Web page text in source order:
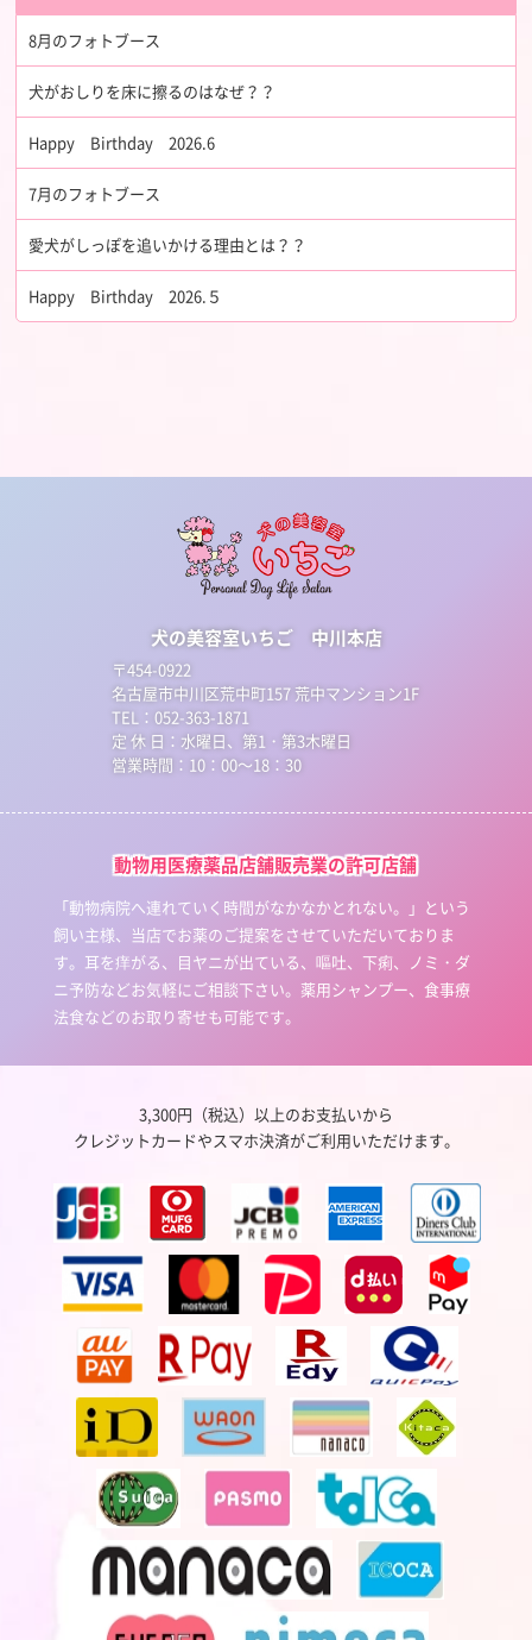
8月のフォトブース
犬がおしりを床に擦るのはなぜ？？
Happy Birthday 2026.6
7月のフォトブース
愛犬がしっぽを追いかける理由とは？？
Happy Birthday 2026.５
犬の美容室いちご 中川本店
〒454-0922
名古屋市中川区荒中町157 荒中マンション1F
TEL：052-363-1871
定 休 日：水曜日、第1・第3木曜日
営業時間：10：00～18：30
動物用医療薬品店舗販売業の許可店舗
「動物病院へ連れていく時間がなかなかとれない。」という
飼い主様、当店でお薬のご提案をさせていただいておりま
す。耳を痒がる、目ヤニが出ている、嘔吐、下痢、ノミ・ダ
ニ予防などお気軽にご相談下さい。薬用シャンプー、食事療
法食などのお取り寄せも可能です。
3,300円（税込）以上のお支払いから
クレジットカードやスマホ決済がご利用いただけます。